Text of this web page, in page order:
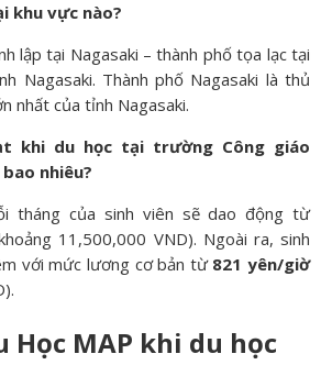
khu vực nào?
lập tại Nagasaki – thành phố tọa lạc tại
Nagasaki. Thành phố Nagasaki là thủ
nhất của tỉnh Nagasaki.
khi du học tại trường Công giáo
nhiêu?
tháng của sinh viên sẽ dao động từ
11,500,000 VND). Ngoài ra, sinh
với mức lương cơ bản từ 821 yên/giờ
Học MAP khi du học